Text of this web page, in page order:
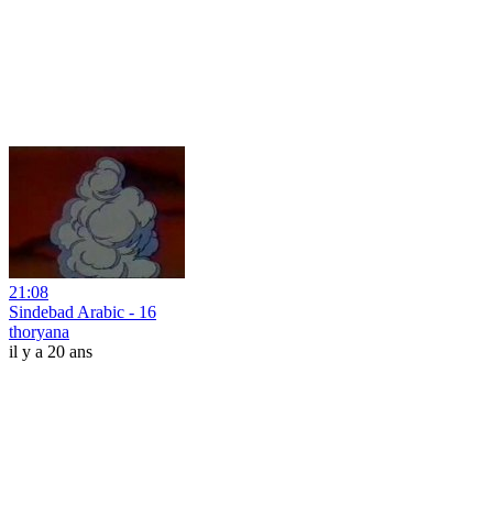
21:08
Sindebad Arabic - 16
thoryana
il y a 20 ans